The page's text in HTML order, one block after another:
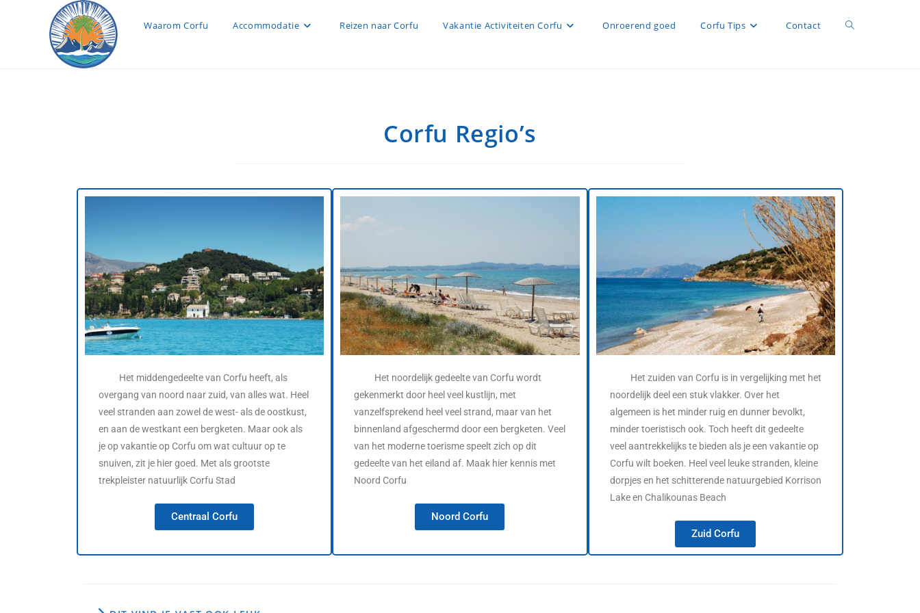
Waarom Corfu Accommodatie Reizen naar Corfu Vakantie Activiteiten Corfu Onroerend goed Corfu Tips Contact
Corfu Regio’s
Het middengedeelte van Corfu heeft, als
overgang van noord naar zuid, van alles wat. Heel
veel stranden aan zowel de west- als de oostkust,
en aan de westkant een bergketen. Maar ook als
je op vakantie op Corfu om wat cultuur op te
snuiven, zit je hier goed. Met als grootste
trekpleister natuurlijk Corfu Stad
Centraal Corfu
Het noordelijk gedeelte van Corfu wordt
gekenmerkt door heel veel kustlijn, met
vanzelfsprekend heel veel strand, maar van het
binnenland afgeschermd door een bergketen. Veel
van het moderne toerisme speelt zich op dit
gedeelte van het eiland af. Maak hier kennis met
Noord Corfu
Noord Corfu
Het zuiden van Corfu is in vergelijking met het
noordelijk deel een stuk vlakker. Over het
algemeen is het minder ruig en dunner bevolkt,
minder toeristisch ook. Toch heeft dit gedeelte
veel aantrekkelijks te bieden als je een vakantie op
Corfu wilt boeken. Heel veel leuke stranden, kleine
dorpjes en het schitterende natuurgebied Korrison
Lake en Chalikounas Beach
Zuid Corfu